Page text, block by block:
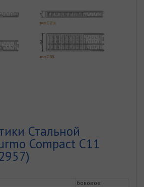
Стальной
Compact C11
боковое